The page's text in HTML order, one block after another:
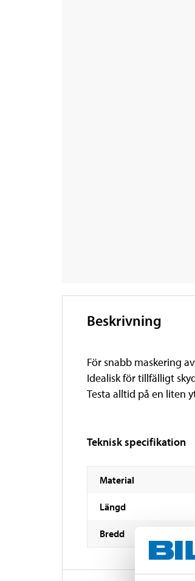
Beskrivning
För snabb maskering
Idealisk för tillfälligt
Testa alltid på en liten
Teknisk specifikation
Material
Längd
Bredd